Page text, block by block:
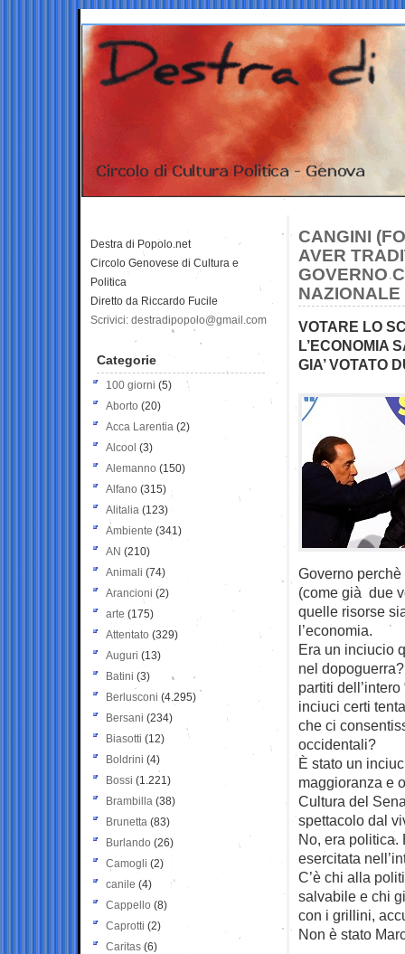
CANGINI
AVER
GOVERNO
NAZIONALE
VOTARE LO
L’ECONOMIA
GIA’ VOTATO
Governo
(come già due
quelle risorse
l’economia.
Era un inciucio
nel
partiti
inciuci certi
che ci
occidentali?
È stato un
maggioranza e
Cultura del
spettacolo dal
No, era politica.
esercitata
C’è chi alla
salvabile e chi
con i grillini,
Non è stato
Destra di Popolo.net
Circolo Genovese di Cultura e
Politica
Diretto da Riccardo Fucile
Scrivici: destradipopolo@gmail.com
Categorie
100 giorni (5)
Aborto (20)
Acca Larentia (2)
Alcool (3)
Alemanno (150)
Alfano (315)
Alitalia (123)
Ambiente (341)
AN (210)
Animali (74)
Arancioni (2)
arte (175)
Attentato (329)
Auguri (13)
Batini (3)
Berlusconi (4.295)
Bersani (234)
Biasotti (12)
Boldrini (4)
Bossi (1.221)
Brambilla (38)
Brunetta (83)
Burlando (26)
Camogli (2)
canile (4)
Cappello (8)
Caprotti (2)
Caritas (6)